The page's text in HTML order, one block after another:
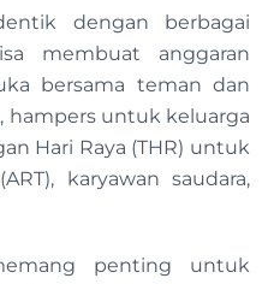
dengan berbagai
membuat anggaran
bersama teman dan
hampers untuk keluarga
Hari Raya (THR) untuk
karyawan saudara,
penting untuk